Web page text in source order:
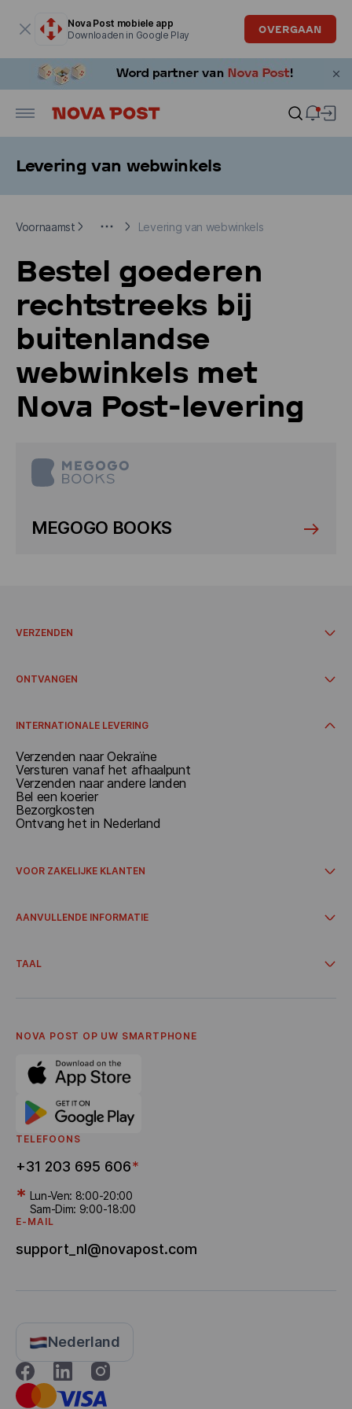
Nova Post mobiele app
Downloaden in Google Play
OVERGAAN
Levering van webwinkels
Voornaamst
Levering van webwinkels
Bestel goederen
rechtstreeks bij
buitenlandse
webwinkels met
Nova Post-levering
MEGOGO BOOKS
VERZENDEN
Bel een koerier
ONTVANGEN
Ontvangen op het afhaalpunt
INTERNATIONALE LEVERING
Verzenden naar Oekraïne
Versturen vanaf het afhaalpunt
Verzenden naar andere landen
Bel een koerier
Bezorgkosten
Ontvang het in Nederland
VOOR ZAKELIJKE KLANTEN
Internationale levering
AANVULLENDE INFORMATIE
Levering van webwinkels
Algemene voorwaarden
Verwijzingsprogramma
Bonusbezorging
TAAL
Українська
NOVA POST OP UW SMARTPHONE
TELEFOONS
+31 203 695 606*
* Lun-Ven: 8:00-20:00
Sam-Dim: 9:00-18:00
E-MAIL
support_nl@novapost.com
Nederland